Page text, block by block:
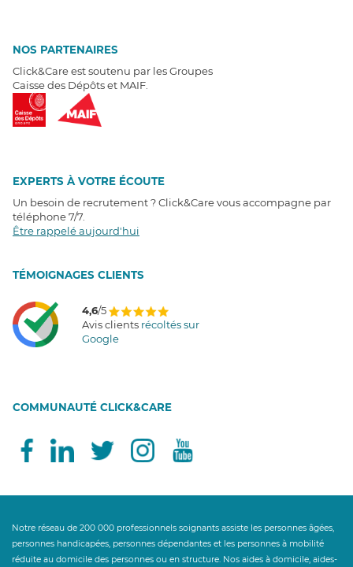
NOS PARTENAIRES
Click&Care est soutenu par les Groupes
Caisse des Dépôts et MAIF.
EXPERTS À VOTRE ÉCOUTE
Un besoin de recrutement ? Click&Care vous accompagne par
téléphone 7/7
Être rappelé aujourd'hui
TÉMOIGNAGES CLIENTS
4,6/5
Avis clients récoltés sur
Google
COMMUNAUTÉ CLICK&CARE
Notre réseau de 200 000 professionnels soignants assiste les personnes âgées,
personnes handicapées, personnes dépendantes et les personnes à mobilité
réduite au domicile des personnes ou en structure. Nos aides à domicile, aides-